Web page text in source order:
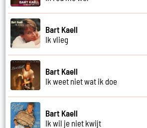
Bart Kaell
Ik vlieg
Bart Kaell
Ik weet niet wat ik doe
Bart Kaell
Ik wil je niet kwijt